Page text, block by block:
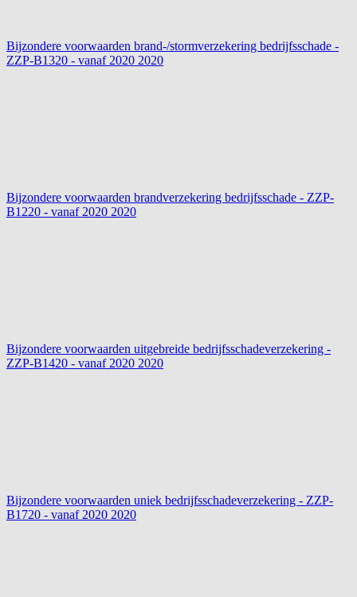
Bijzondere voorwaarden brand-/stormverzekering bedrijfsschade -
ZZP-B1320 - vanaf 2020 2020
Bijzondere voorwaarden brandverzekering bedrijfsschade - ZZP-
B1220 - vanaf 2020 2020
Bijzondere voorwaarden uitgebreide bedrijfsschadeverzekering -
ZZP-B1420 - vanaf 2020 2020
Bijzondere voorwaarden uniek bedrijfsschadeverzekering - ZZP-
B1720 - vanaf 2020 2020